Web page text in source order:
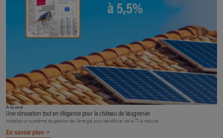
À la une
Une rénovation tout en élégance pour le château de Vaugrenier
Installez un système de gestion de l’énergie pour bénéficier de la TVA réduite.
En savoir plus